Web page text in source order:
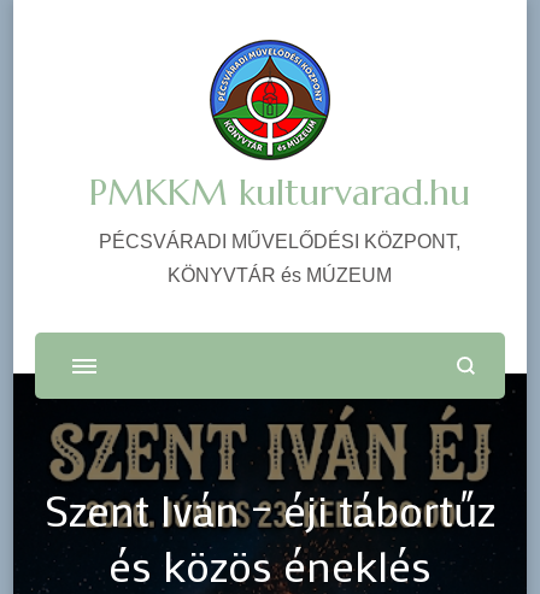
PMKKM kulturvarad.hu
PÉCSVÁRADI MŰVELŐDÉSI KÖZPONT,
KÖNYVTÁR és MÚZEUM
Szent Iván – éji tábortűz
és közös éneklés